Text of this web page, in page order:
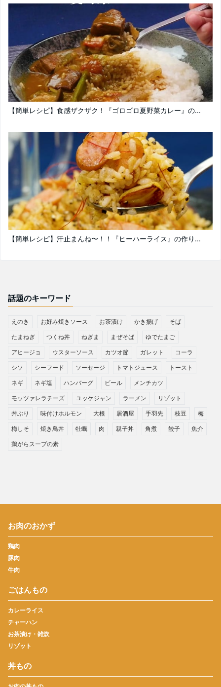
【簡単レシピ】食感ザクザク！『ゴロゴロ夏野菜カレー』の...
【簡単レシピ】汗止まんね〜！！『ヒーハーライス』の作り...
話題のキーワード
えのき お好み焼きソース お茶漬け かき揚げ そば
たまねぎ つくね丼 ねぎま まぜそば ゆでたまご
アヒージョ ウスターソース カツオ節 ガレット コーラ
シソ シーフード ソーセージ トマトジュース トースト
ネギ ネギ塩 ハンバーグ ビール メンチカツ
モッツァレラチーズ ユッケジャン ラーメン リゾット
丼ぶり 味付けホルモン 大根 居酒屋 手羽先 枝豆 梅
梅しそ 焼き鳥丼 牡蠣 肉 親子丼 角煮 餃子 魚介
鶏がらスープの素
お肉のおかず
鶏肉
豚肉
牛肉
ごはんもの
カレーライス
チャーハン
お茶漬け・雑炊
リゾット
丼もの